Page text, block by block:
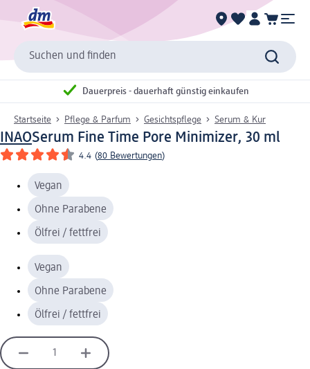
Suchen und finden
Dauerpreis - dauerhaft günstig einkaufen
Startseite Pflege & Parfum Gesichtspflege Serum & Kur
INAOSerum Fine Time Pore Minimizer, 30 ml
4.4 (80 Bewertungen)
Vegan
Ohne Parabene
Ölfrei / fettfrei
Vegan
Ohne Parabene
Ölfrei / fettfrei